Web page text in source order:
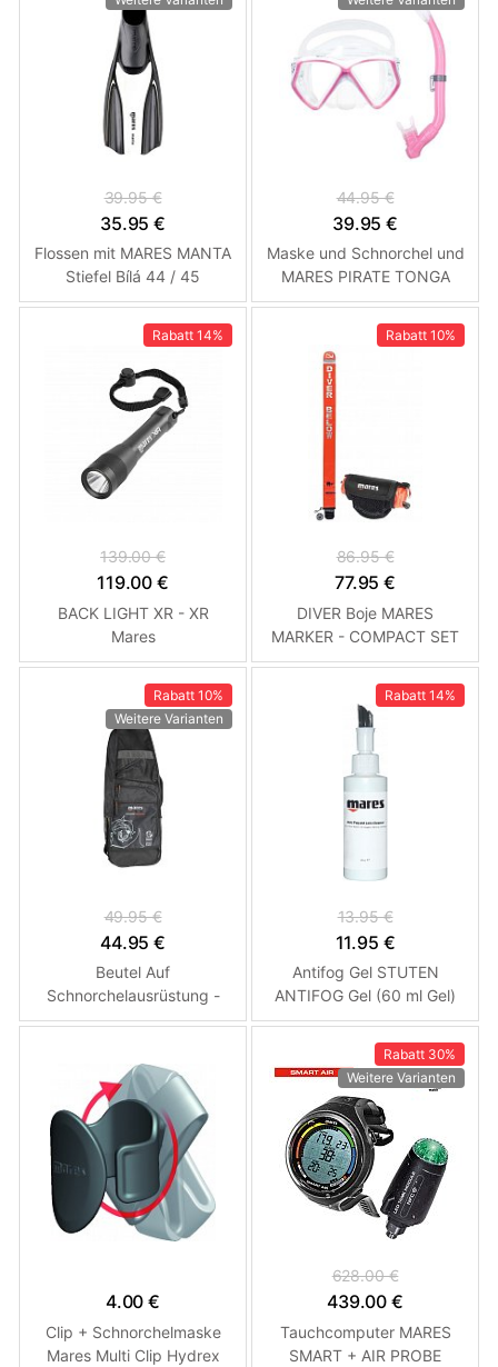
39.95 €
35.95 €
Flossen mit MARES MANTA
Stiefel Bílá 44 / 45
44.95 €
39.95 €
Maske und Schnorchel und
MARES PIRATE TONGA
Junior Set - Baby rosa /
weiß
Rabatt 14%
139.00 €
119.00 €
BACK LIGHT XR - XR
Mares
Rabatt 10%
86.95 €
77.95 €
DIVER Boje MARES
MARKER - COMPACT SET
Rabatt 10%
Weitere Varianten
49.95 €
44.95 €
Beutel Auf
Schnorchelausrüstung -
MARES CRUISE BEACH
Rabatt 14%
13.95 €
11.95 €
Antifog Gel STUTEN
ANTIFOG Gel (60 ml Gel)
4.00 €
Clip + Schnorchelmaske
Mares Multi Clip Hydrex
Rabatt 30%
Weitere Varianten
628.00 €
439.00 €
Tauchcomputer MARES
SMART + AIR PROBE